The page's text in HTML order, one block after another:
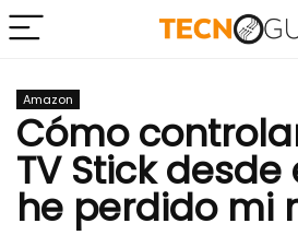
Amazon
Cómo
TV Stick
he perdido mi